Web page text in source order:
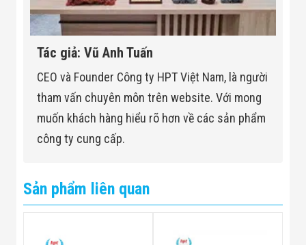
Tác giả: Vũ Anh Tuấn
CEO và Founder Công ty HPT Việt Nam, là người
tham vấn chuyên môn trên website. Với mong
muốn khách hàng hiểu rõ hơn về các sản phẩm
công ty cung cấp.
Sản phẩm liên quan